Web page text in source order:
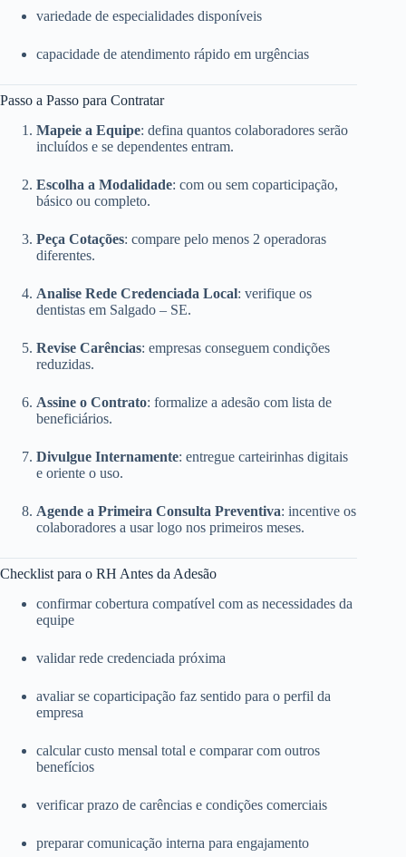
variedade de especialidades disponíveis
capacidade de atendimento rápido em urgências
Passo a Passo para Contratar
Mapeie a Equipe: defina quantos colaboradores serão
incluídos e se dependentes entram.
Escolha a Modalidade: com ou sem coparticipação,
básico ou completo.
Peça Cotações: compare pelo menos 2 operadoras
diferentes.
Analise Rede Credenciada Local: verifique os
dentistas em Salgado – SE.
Revise Carências: empresas conseguem condições
reduzidas.
Assine o Contrato: formalize a adesão com lista de
beneficiários.
Divulgue Internamente: entregue carteirinhas digitais
e oriente o uso.
Agende a Primeira Consulta Preventiva: incentive os
colaboradores a usar logo nos primeiros meses.
Checklist para o RH Antes da Adesão
confirmar cobertura compatível com as necessidades da
equipe
validar rede credenciada próxima
avaliar se coparticipação faz sentido para o perfil da
empresa
calcular custo mensal total e comparar com outros
benefícios
verificar prazo de carências e condições comerciais
preparar comunicação interna para engajamento